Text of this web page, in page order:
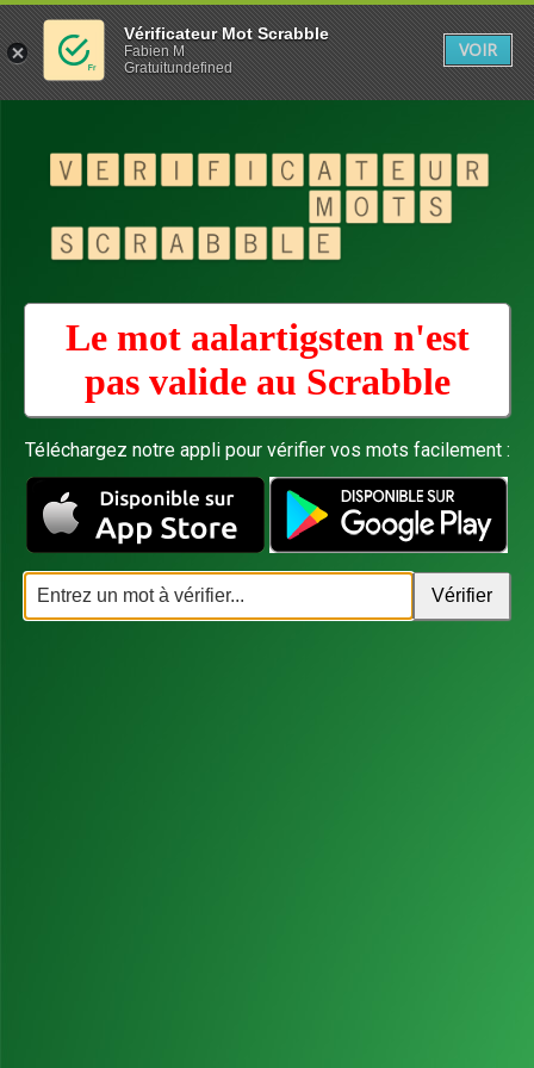
Le mot aalartigsten n'est
pas valide au Scrabble
Téléchargez notre appli pour vérifier vos mots facilement :
Vérificateur Mot Scrabble
Fabien M
Gratuitundefined
VOIR